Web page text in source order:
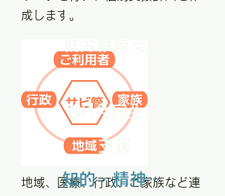
成します。
地域、医療、行政、ご家族など連
就労移行支援
知的・精神・
GH共同生活
支援